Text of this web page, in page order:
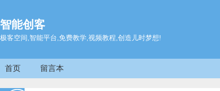
智能创客
极客空间,智能平台,免费教学,视频教程,创造儿时梦想!
首页 留言本